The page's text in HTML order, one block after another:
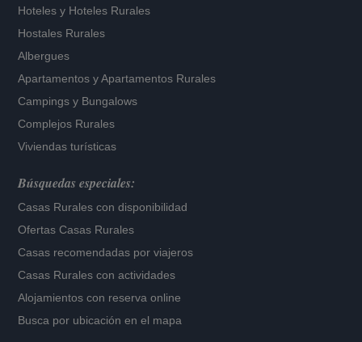
Hoteles y Hoteles Rurales
Hostales Rurales
Albergues
Apartamentos yApartamentos Rurales
Campings y Bungalows
Complejos Rurales
Viviendas turísticas
Búsquedas especiales:
Casas Rurales con disponibilidad
Ofertas Casas Rurales
Casas recomendadas por viajeros
Casas Rurales con actividades
Alojamientos con reserva online
Busca por ubicación en el mapa